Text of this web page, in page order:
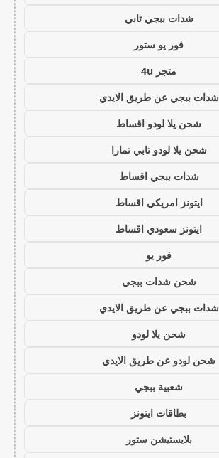
شدات ببجي تابي
فور يو ستور
متجر 4u
شدات ببجي عن طريق الايدي
شحن يلا لودو اقساط
شحن يلا لودو تابي تمارا
شدات ببجي اقساط
ايتونز امريكي اقساط
ايتونز سعودي اقساط
فور يو
شحن شدات ببجي
شدات ببجي عن طريق الايدي
شحن يلا لودو
شحن لودو عن طريق الايدي
شعبية ببجي
بطاقات ايتونز
بلايستيشن ستور